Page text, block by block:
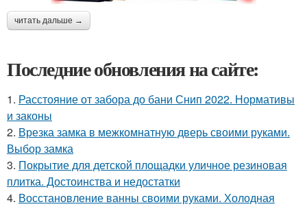
читать дальше →
Последние обновления на сайте:
1. Расстояние от забора до бани Снип 2022. Нормативы
и законы
2. Врезка замка в межкомнатную дверь своими руками.
Выбор замка
3. Покрытие для детской площадки уличное резиновая
плитка. Достоинства и недостатки
4. Восстановление ванны своими руками. Холодная